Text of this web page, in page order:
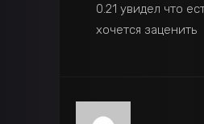
0.21 увидел что
хочется заценить